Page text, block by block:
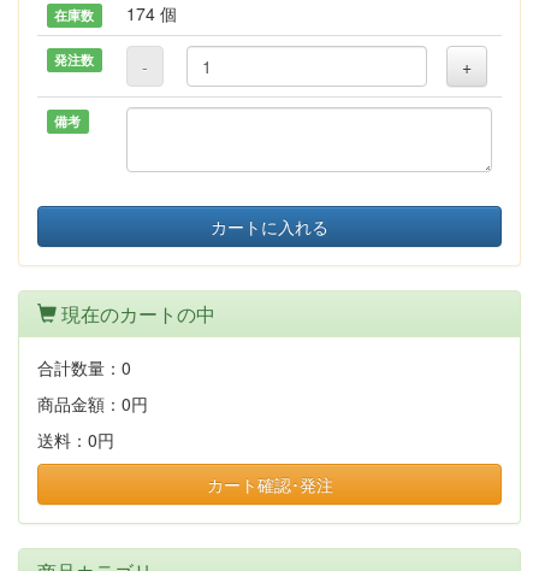
在庫数 174 個
発注数 - +
備考
カートに入れる
現在のカートの中
合計数量： 0
商品金額： 0円
送料： 0円
カート確認･発注